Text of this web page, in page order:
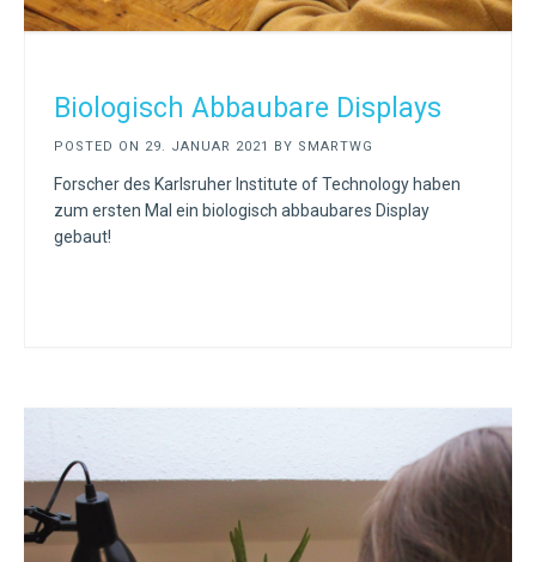
Biologisch Abbaubare Displays
POSTED ON 29. JANUAR 2021 BY SMARTWG
Forscher des Karlsruher Institute of Technology haben
zum ersten Mal ein biologisch abbaubares Display
gebaut!